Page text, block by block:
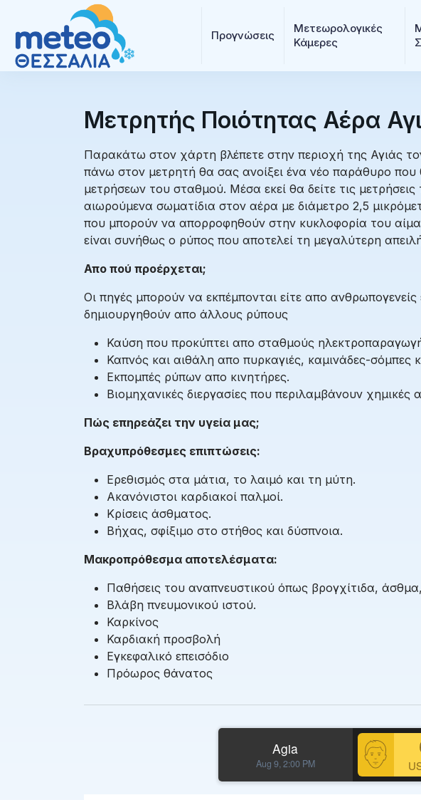
Προγνώσεις
Μετεωρολογικές
Κάμερες
Μετρητής Ποιότητας Αέρα
Παρακάτω στον χάρτη βλέπετε στην περιοχή της Αγιάς
πάνω στον μετρητή θα σας ανοίξει ένα νέο παράθυρο που
μετρήσεων του σταθμού. Μέσα εκεί θα δείτε τις
αιωρούμενα σωματίδια στον αέρα με διάμετρο 2,5
που μπορούν να απορροφηθούν στην κυκλοφορία του
είναι συνήθως ο ρύπος που αποτελεί τη μεγαλύτερη
Απο πού προέρχεται;
Οι πηγές μπορούν να εκπέμπονται είτε απο
δημιουργηθούν απο άλλους ρύπους
Καύση που προκύπτει απο σταθμούς
Καπνός και αιθάλη απο πυρκαγιές, καμινάδες-σόμπες
Εκπομπές ρύπων απο κινητήρες.
Βιομηχανικές διεργασίες που περιλαμβάνουν χημικές
Πώς επηρεάζει την υγεία μας;
Βραχυπρόθεσμες επιπτώσεις:
Ερεθισμός στα μάτια, το λαιμό και τη μύτη.
Ακανόνιστοι καρδιακοί παλμοί.
Κρίσεις άσθματος.
Βήχας, σφίξιμο στο στήθος και δύσπνοια.
Μακροπρόθεσμα αποτελέσματα:
Παθήσεις του αναπνευστικού όπως βρογχίτιδα,
Βλάβη πνευμονικού ιστού.
Καρκίνος
Καρδιακή προσβολή
Εγκεφαλικό επεισόδιο
Πρόωρος θάνατος
Agia
Aug 9, 2:00 PM